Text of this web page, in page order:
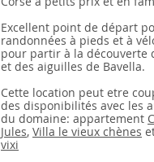
Excellent point de départ
randonnées à pieds et à
pour partir à la découverte
et des aiguilles de Bavella.
Cette location peut etre
des disponibilités avec les
du domaine: appartement
Jules, Villa le vieux chènes
vixi